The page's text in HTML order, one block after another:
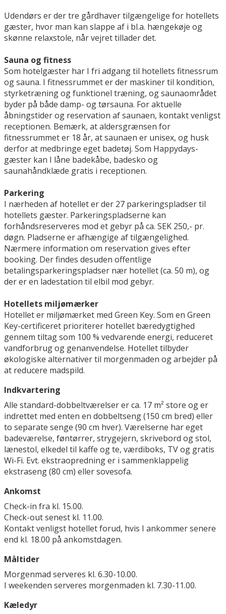
Udendørs er der tre gårdhaver tilgængelige for hotellets
gæster, hvor man kan slappe af i bl.a. hængekøje og
skønne relaxstole, når vejret tillader det.
Sauna og fitness
Som hotelgæster har I fri adgang til hotellets fitnessrum
og sauna. I fitnessrummet er der maskiner til kondition,
styrketræning og funktionel træning, og saunaområdet
byder på både damp- og tørsauna. For aktuelle
åbningstider og reservation af saunaen, kontakt venligst
receptionen. Bemærk, at aldersgrænsen for
fitnessrummet er 18 år, at saunaen er unisex, og husk
derfor at medbringe eget badetøj. Som Happydays-
gæster kan I låne badekåbe, badesko og
saunahåndklæde gratis i receptionen.
Parkering
I nærheden af hotellet er der 27 parkeringspladser til
hotellets gæster. Parkeringspladserne kan
forhåndsreserveres mod et gebyr på ca. SEK 250,- pr.
døgn. Pladserne er afhængige af tilgængelighed.
Nærmere information om reservation gives efter
booking. Der findes desuden offentlige
betalingsparkeringspladser nær hotellet (ca. 50 m), og
der er en ladestation til elbil mod gebyr.
Hotellets miljømærker
Hotellet er miljømærket med Green Key. Som en Green
Key-certificeret prioriterer hotellet bæredygtighed
gennem tiltag som 100 % vedvarende energi, reduceret
vandforbrug og genanvendelse. Hotellet tilbyder
økologiske alternativer til morgenmaden og arbejder på
at reducere madspild.
Indkvartering
Alle standard-dobbeltværelser er ca. 17 m² store og er
indrettet med enten en dobbeltseng (150 cm bred) eller
to separate senge (90 cm hver). Værelserne har eget
badeværelse, føntørrer, strygejern, skrivebord og stol,
lænestol, elkedel til kaffe og te, værdiboks, TV og gratis
Wi-Fi. Evt. ekstraopredning er i sammenklappelig
ekstraseng (80 cm) eller sovesofa.
Ankomst
Check-in fra kl. 15.00.
Check-out senest kl. 11.00.
Kontakt venligst hotellet forud, hvis I ankommer senere
end kl. 18.00 på ankomstdagen.
Måltider
Morgenmad serveres kl. 6.30-10.00.
I weekenden serveres morgenmaden kl. 7.30-11.00.
Kæledyr